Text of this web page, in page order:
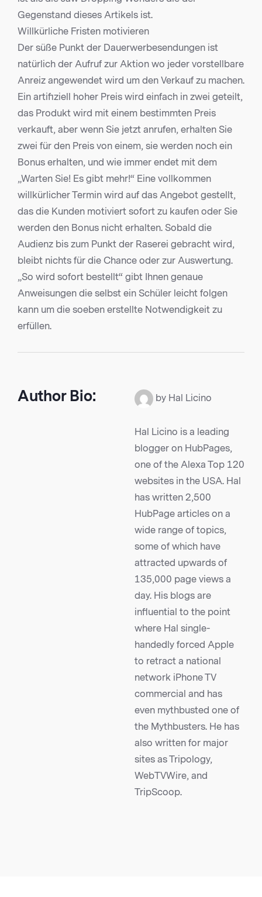
Gegenstand dieses Artikels ist.
Willkürliche Fristen motivieren
Der süße Punkt der Dauerwerbesendungen ist
natürlich der Aufruf zur Aktion wo jeder vorstellbare
Anreiz angewendet wird um den Verkauf zu machen.
Ein artifiziell hoher Preis wird einfach in zwei geteilt,
das Produkt wird mit einem bestimmten Preis
verkauft, aber wenn Sie jetzt anrufen, erhalten Sie
zwei für den Preis von einem, sie werden noch ein
Bonus erhalten, und wie immer endet mit dem
„Warten Sie! Es gibt mehr!“ Eine vollkommen
willkürlicher Termin wird auf das Angebot gestellt,
das die Kunden motiviert sofort zu kaufen oder Sie
werden den Bonus nicht erhalten. Sobald die
Audienz bis zum Punkt der Raserei gebracht wird,
bleibt nichts für die Chance oder zur Auswertung.
„So wird sofort bestellt“ gibt Ihnen genaue
Anweisungen die selbst ein Schüler leicht folgen
kann um die soeben erstellte Notwendigkeit zu
erfüllen.
Author Bio: by Hal Licino
Hal Licino is a leading
blogger on HubPages,
one of the Alexa Top 120
websites in the USA. Hal
has written 2,500
HubPage articles on a
wide range of topics,
some of which have
attracted upwards of
135,000 page views a
day. His blogs are
influential to the point
where Hal single-
handedly forced Apple
to retract a national
network iPhone TV
commercial and has
even mythbusted one of
the Mythbusters. He has
also written for major
sites as Tripology,
WebTVWire, and
TripScoop.